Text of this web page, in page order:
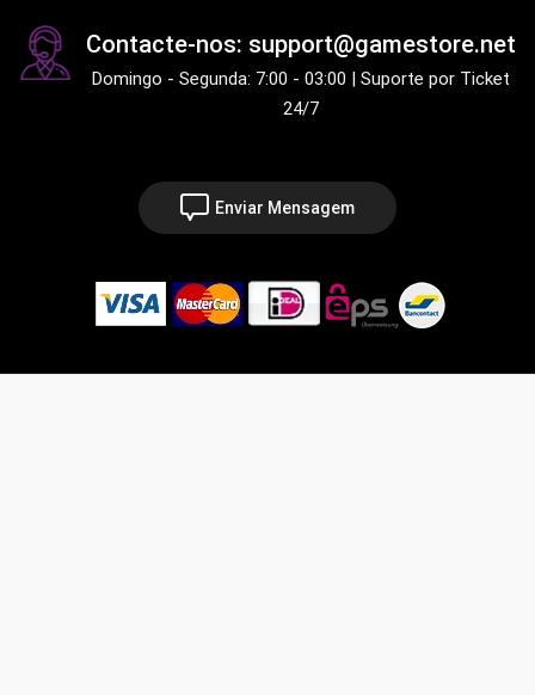
Contacte-nos: support@gamestore.net
Domingo - Segunda: 7:00 - 03:00 | Suporte por Ticket
24/7
Enviar Mensagem